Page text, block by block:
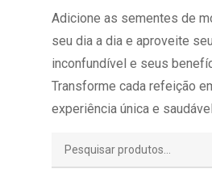
Adicione as sementes de
seu dia a dia e aproveite
inconfundível e seus
Transforme cada refeição
experiência única e saudável.